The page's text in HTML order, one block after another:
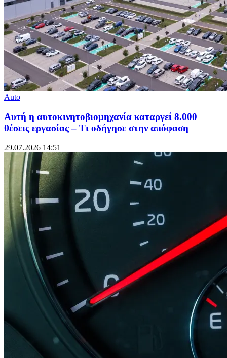
Auto
Αυτή η αυτοκινητοβιομηχανία καταργεί 8.000
θέσεις εργασίας – Τι οδήγησε στην απόφαση
29.07.2026 14:51